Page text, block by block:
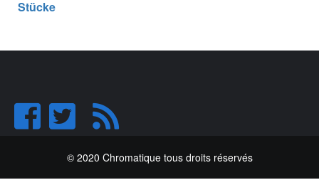
Stücke
© 2020 Chromatique tous droits réservés